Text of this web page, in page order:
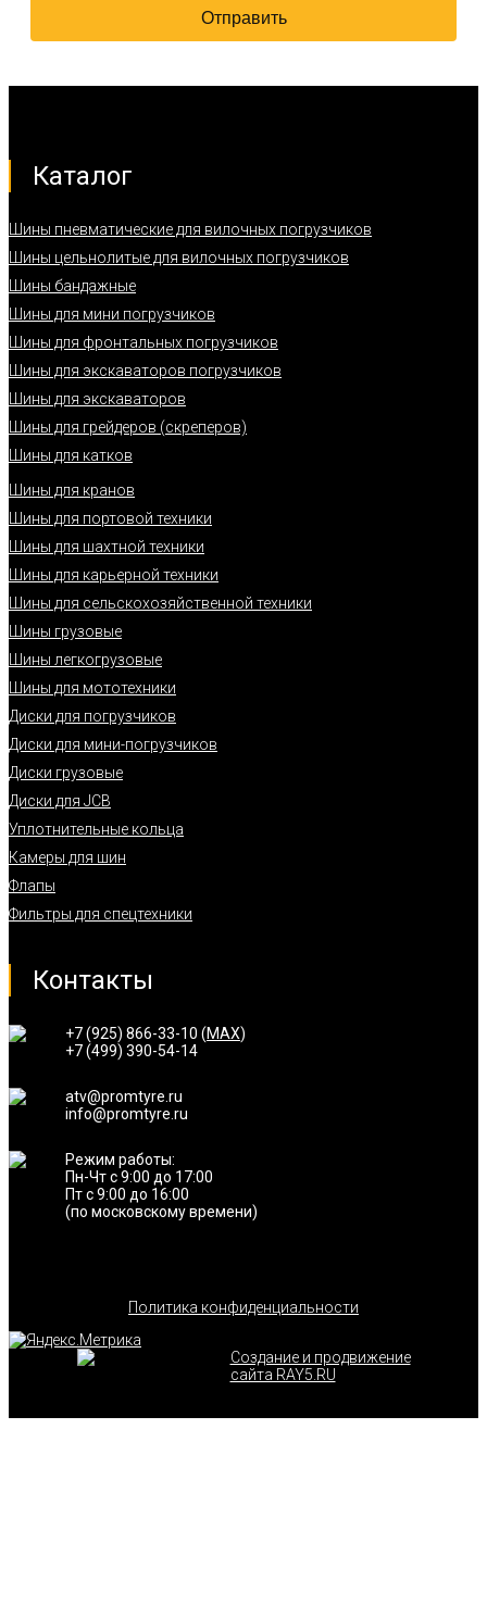
Каталог
Шины пневматические для вилочных погрузчиков
Шины цельнолитые для вилочных погрузчиков
Шины бандажные
Шины для мини погрузчиков
Шины для фронтальных погрузчиков
Шины для экскаваторов погрузчиков
Шины для экскаваторов
Шины для грейдеров (скреперов)
Шины для катков
Шины для кранов
Шины для портовой техники
Шины для шахтной техники
Шины для карьерной техники
Шины для сельскохозяйственной техники
Шины грузовые
Шины легкогрузовые
Шины для мототехники
Диски для погрузчиков
Диски для мини-погрузчиков
Диски грузовые
Диски для JCB
Уплотнительные кольца
Камеры для шин
Флапы
Фильтры для спецтехники
Контакты
+7 (925) 866-33-10 (MAX)
+7 (499) 390-54-14
atv@promtyre.ru
info@promtyre.ru
Режим работы:
Пн-Чт с 9:00 до 17:00
Пт с 9:00 до 16:00
(по московскому времени)
Политика конфиденциальности
Создание и продвижение
сайта RAY5.RU